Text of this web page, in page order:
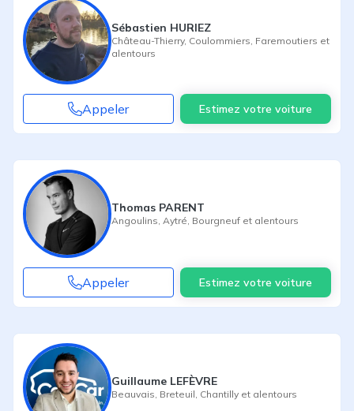
Sébastien HURIEZ
Château-Thierry, Coulommiers Faremoutiers et
alentours
Appeler Estimez votre voiture
Thomas PARENT
Angoulins Aytré Bourgneuf et alentours
Appeler Estimez votre voiture
Guillaume LEFÈVRE
Beauvais Breteuil Chantilly et alentours